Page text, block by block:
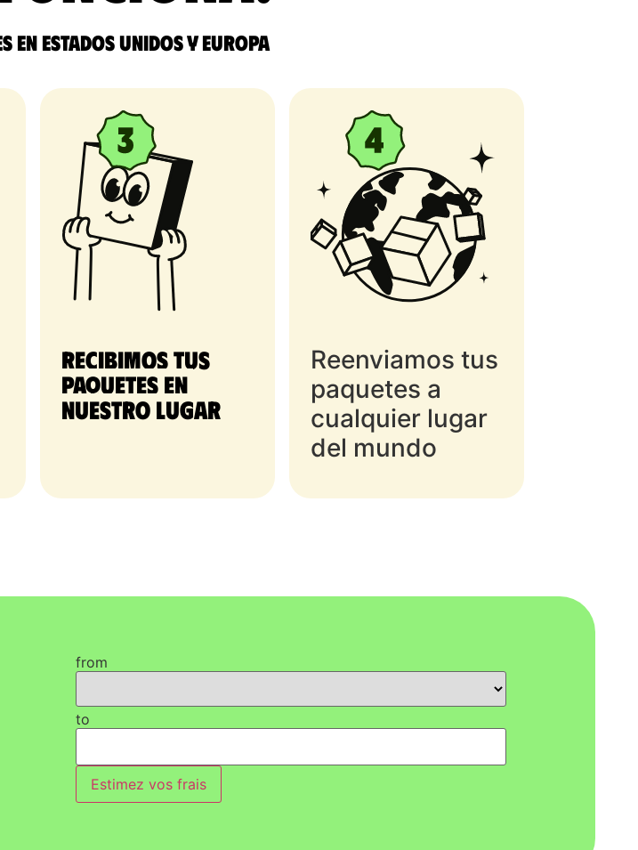
en Estados Unidos y Europa
Recibimos tus
paquetes en
nuestro lugar
Reenviamos tus
paquetes a
cualquier lugar
del mundo
from
to
Estimez vos frais